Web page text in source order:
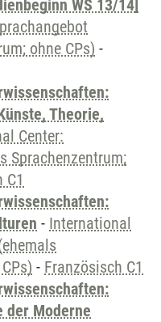
WS 13/14]
ohne CPs) -
Theorie,
Center:
Sprachenzentrum;
C1
- International
- Französisch C1
der Moderne